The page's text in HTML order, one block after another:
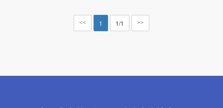
<< 1 1/1 >>